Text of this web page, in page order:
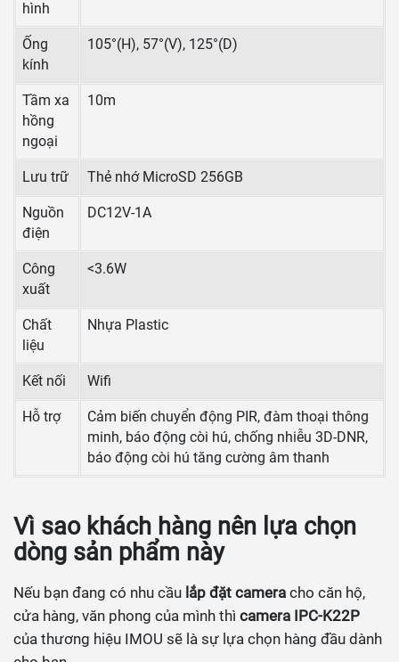
hình
Ống
kính
105°(H), 57°(V), 125°(D)
Tầm xa
hồng
ngoại
10m
Lưu trữ Thẻ nhớ MicroSD 256GB
Nguồn
điện
DC12V-1A
Công
xuất
<3.6W
Chất
liệu
Nhựa Plastic
Kết nối Wifi
Hỗ trợ
Cảm biến chuyển động PIR, đàm thoại thông
minh, báo động còi hú, chống nhiễu 3D-DNR,
báo động còi hú tăng cường âm thanh
Vì sao khách hàng nên lựa chọn
dòng sản phẩm này
Nếu bạn đang có nhu cầu lắp đặt camera cho căn hộ,
cửa hàng, văn phong của mình thì camera IPC-K22P
của thương hiệu IMOU sẽ là sự lựa chọn hàng đầu dành